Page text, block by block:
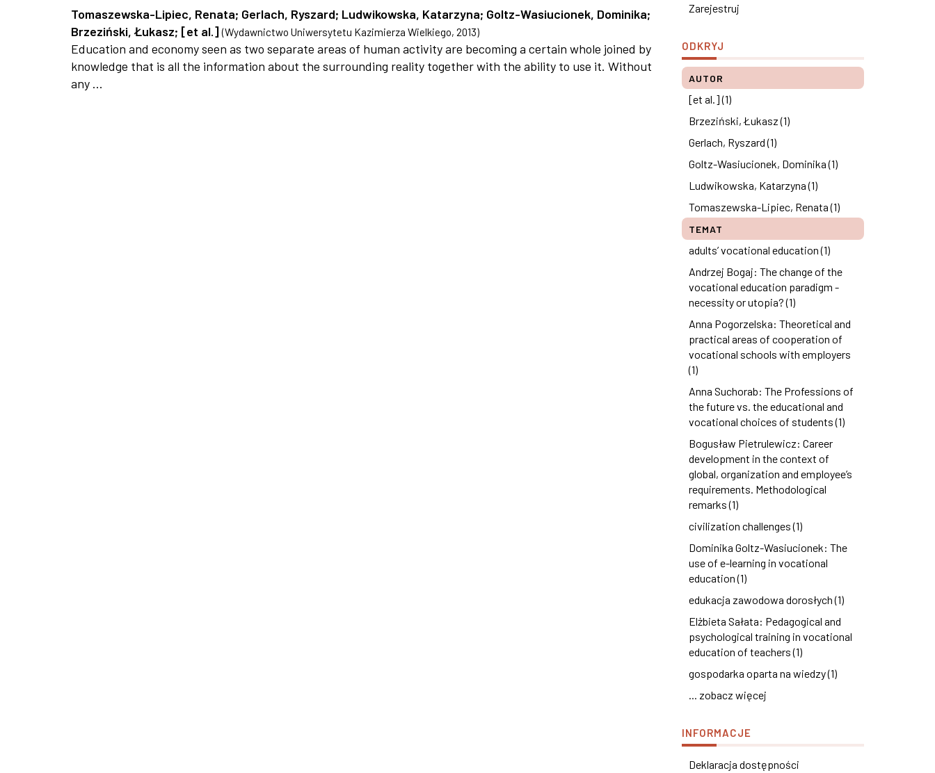
Tomaszewska-Lipiec, Renata; Gerlach, Ryszard; Ludwikowska, Katarzyna; Goltz-Wasiucionek, Dominika;
Brzeziński, Łukasz; [et al.] (Wydawnictwo Uniwersytetu Kazimierza Wielkiego, 2013)
Education and economy seen as two separate areas of human activity are becoming a certain whole joined by
knowledge that is all the information about the surrounding reality together with the ability to use it. Without
any ...
Zarejestruj
ODKRYJ
AUTOR
[et al.] (1)
Brzeziński, Łukasz (1)
Gerlach, Ryszard (1)
Goltz-Wasiucionek, Dominika (1)
Ludwikowska, Katarzyna (1)
Tomaszewska-Lipiec, Renata (1)
TEMAT
adults’ vocational education (1)
Andrzej Bogaj: The change of the
vocational education paradigm -
necessity or utopia? (1)
Anna Pogorzelska: Theoretical and
practical areas of cooperation of
vocational schools with employers
(1)
Anna Suchorab: The Professions of
the future vs. the educational and
vocational choices of students (1)
Bogusław Pietrulewicz: Career
development in the context of
global, organization and employee’s
requirements. Methodological
remarks (1)
civilization challenges (1)
Dominika Goltz-Wasiucionek: The
use of e-learning in vocational
education (1)
edukacja zawodowa dorosłych (1)
Elżbieta Sałata: Pedagogical and
psychological training in vocational
education of teachers (1)
gospodarka oparta na wiedzy (1)
... zobacz więcej
INFORMACJE
Deklaracja dostępności